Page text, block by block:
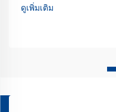
ดูเพิ่มเติม